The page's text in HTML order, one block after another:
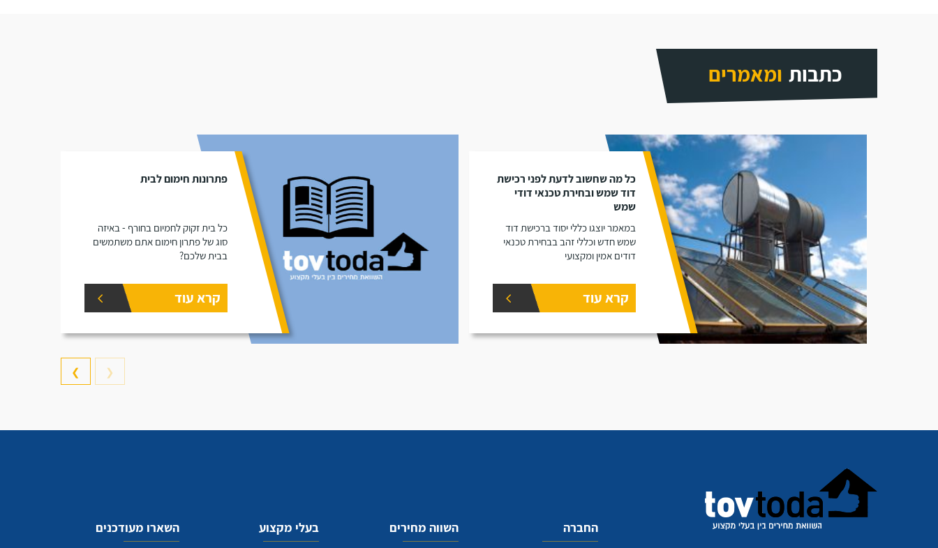
כתבות ומאמרים
כל מה שחשוב לדעת לפני רכישת
דוד שמש ובחירת טכנאי דודי
שמש
במאמר יוצגו כללי יסוד ברכישת דוד
שמש חדש וכללי זהב בבחירת טכנאי
דודים אמין ומקצועי
קרא עוד
פתרונות חימום לבית
כל בית זקוק לחמיום בחורף - באיזה
סוג של פתרון חימום אתם משתמשים
בבית שלכם?
קרא עוד
❮
❯
החברה השווה מחירים בעלי מקצוע השארו מעודכנים